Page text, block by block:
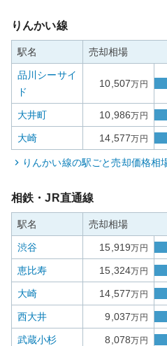
りんかい線
駅名 売却相場
品川シーサイ
ド
10,507万円
大井町 10,986万円
大崎 14,577万円
りんかい線の駅ごと売却価格相
相鉄・JR直通線
駅名 売却相場
渋谷 15,919万円
恵比寿 15,324万円
大崎 14,577万円
西大井 9,037万円
武蔵小杉 8,078万円